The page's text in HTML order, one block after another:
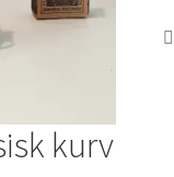
kurv